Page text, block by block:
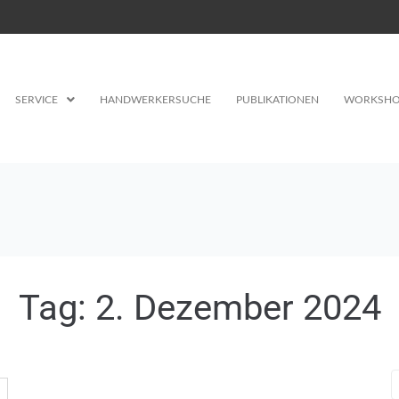
SERVICE HANDWERKERSUCHE PUBLIKATIONEN
Tag: 2. Dezember 2024